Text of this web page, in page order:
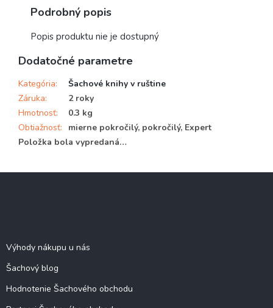
Podrobný popis
Popis produktu nie je dostupný
Dodatočné parametre
Kategória:
Šachové knihy v ruštine
Záruka:
2 roky
Hmotnosť:
0.3 kg
Obtiažnosť:
mierne pokročilý, pokročilý, Expert
Položka bola vypredaná…
Výhody nákupu u nás
Šachový blog
Hodnotenie Šachového obchodu